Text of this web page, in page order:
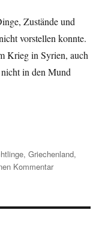
Zustände und
vorstellen konnte.
Krieg in Syrien, auch
in den Mund
,Griechenland,
Kommentarzu